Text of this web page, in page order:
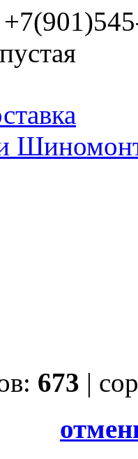
673 |